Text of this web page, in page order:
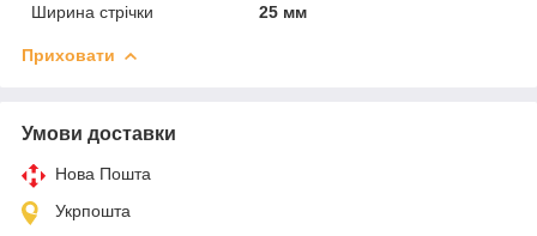
Ширина стрічки
25 мм
Приховати
Умови доставки
Нова Пошта
Укрпошта